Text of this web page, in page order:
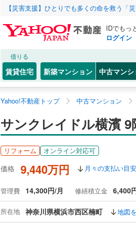
【災害支援】ひとりでも多くの命を救う「
IDでもっ
ログイン
借りる
賃貸住宅 新築マンション 中古マンシ
Yahoo!不動産トップ 中古マンション
サンクレイドル横濱 9
リフォーム オンライン対応可
価格 9,440万円 月々の支払い目
管理費 14,300円/月 修繕積立金 6,400
所在地 神奈川県横浜市西区楠町 地図